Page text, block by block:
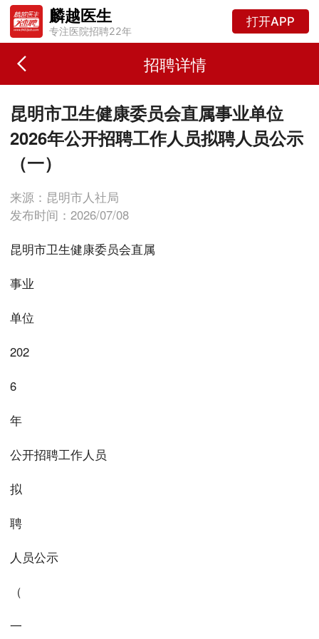
麟越医生
专注医院招聘22年
打开APP
招聘详情
昆明市卫生健康委员会直属事业单位
2026年公开招聘工作人员拟聘人员公示
（一）
来源：昆明市人社局
发布时间：2026/07/08
昆明市卫生健康委员会直属
事业
单位
202
6
年
公开招聘工作人员
拟
聘
人员公示
（
一